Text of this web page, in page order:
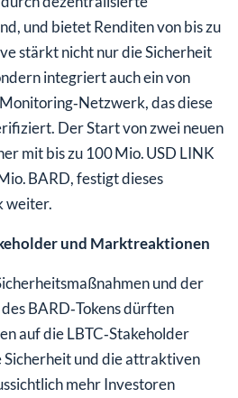
und bietet Renditen von bis zu
stärkt nicht nur die Sicherheit
integriert auch ein von
das diese
Der Start von zwei neuen
mit bis zu 100 Mio. USD LINK
BARD, festigt dieses
weiter.
und Marktreaktionen
und der
BARD‑Tokens dürften
auf die LBTC‑Stakeholder
Sicherheit und die attraktiven
mehr Investoren